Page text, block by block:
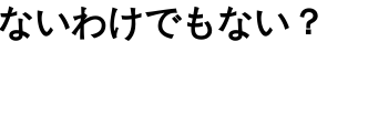
いわけでもない？